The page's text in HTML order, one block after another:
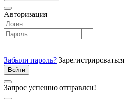
Авторизация
Забыли пароль? Зарегистрироваться
Запрос успешно отправлен!